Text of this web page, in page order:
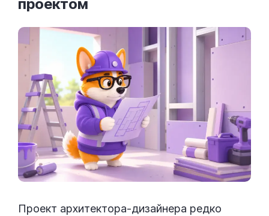
проектом
Проект архитектора-дизайнера редко